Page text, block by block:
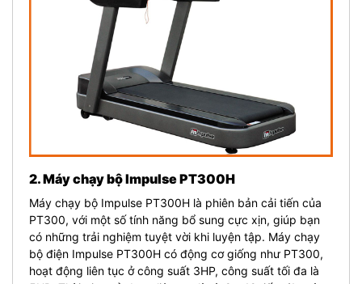
2. Máy chạy bộ Impulse PT300H
Máy chạy bộ Impulse PT300H là phiên bản cải tiến của
PT300, với một số tính năng bổ sung cực xịn, giúp bạn
có những trải nghiệm tuyệt vời khi luyện tập. Máy chạy
bộ điện Impulse PT300H có động cơ giống như PT300,
hoạt động liên tục ở công suất 3HP, công suất tối đa là